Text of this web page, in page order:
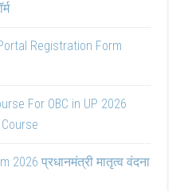
Registration Form
For OBC in UP 2026
2026 प्रधानमंत्री मातृत्व वंदना